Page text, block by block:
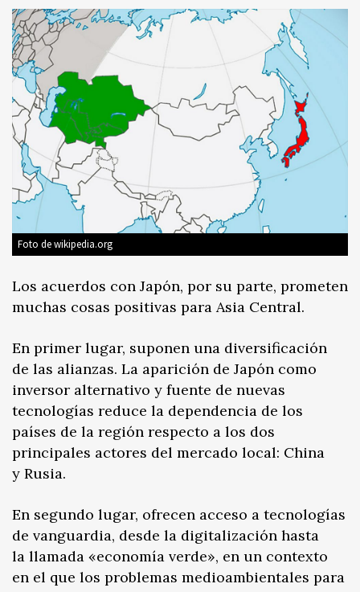
Foto de wikipedia.org
Los acuerdos con Japón, por su parte, prometen
muchas cosas positivas para Asia Central.
En primer lugar, suponen una diversificación
de las alianzas. La aparición de Japón como
inversor alternativo y fuente de nuevas
tecnologías reduce la dependencia de los
países de la región respecto a los dos
principales actores del mercado local: China
y Rusia.
En segundo lugar, ofrecen acceso a tecnologías
de vanguardia, desde la digitalización hasta
la llamada «economía verde», en un contexto
en el que los problemas medioambientales para